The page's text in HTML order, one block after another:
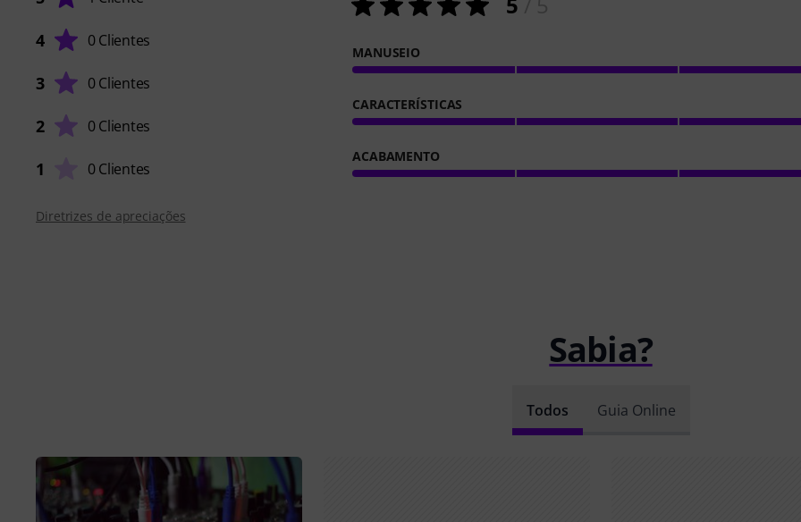
4 0 Clientes
3 0 Clientes
2 0 Clientes
1 0 Clientes
MANUSEIO
CARACTERÍSTICAS
ACABAMENTO
Diretrizes de apreciações
Sabia?
Todos Guia Online